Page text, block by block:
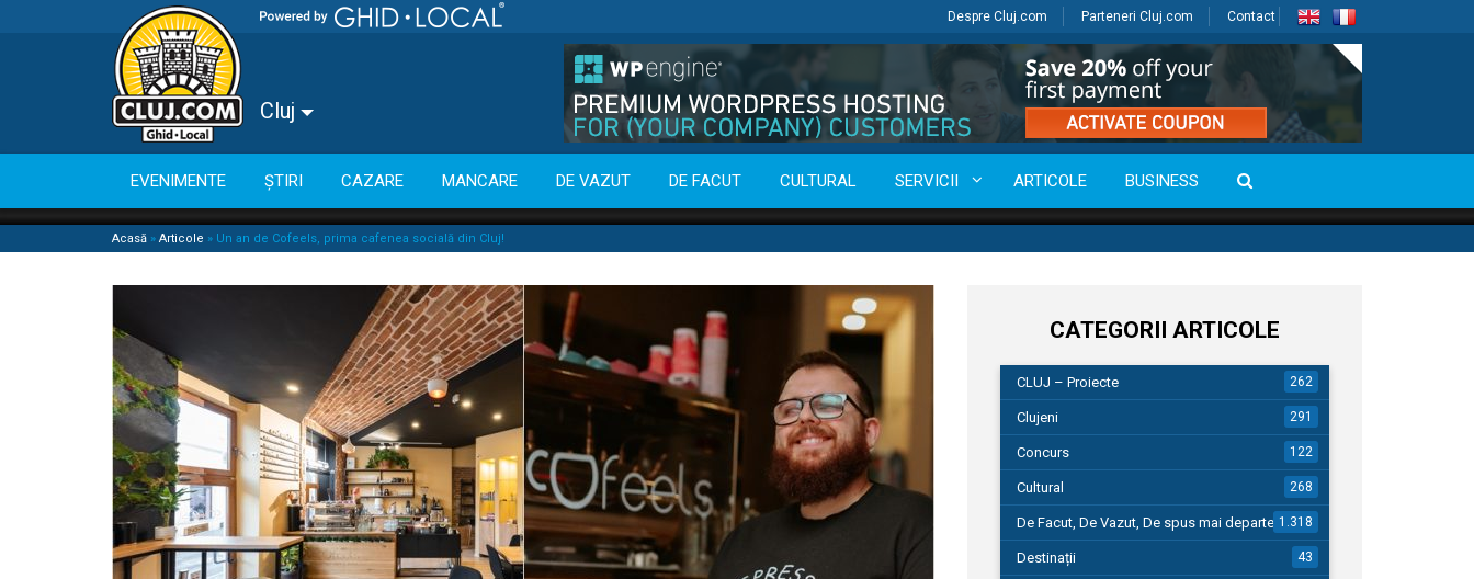
Despre Cluj.com Parteneri Cluj.com Contact
Cluj
EVENIMENTE ȘTIRI CAZARE MANCARE DE VAZUT DE FACUT CULTURAL SERVICII ARTICOLE BUSINESS
Acasă » Articole » Un an de Cofeels, prima cafenea socială din Cluj!
CATEGORII ARTICOLE
CLUJ – Proiecte 262
Clujeni 291
Concurs 122
Cultural 268
De Facut, De Vazut, De spus mai departe…1.318
Destinații 43